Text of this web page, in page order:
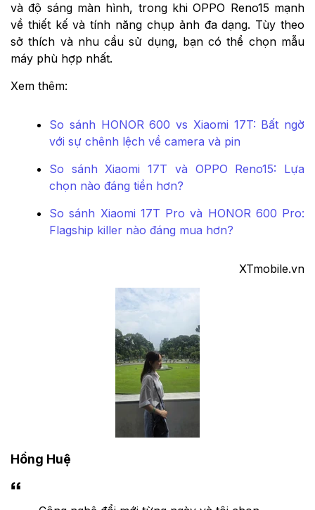
và độ sáng màn hình, trong khi OPPO Reno15 mạnh
về thiết kế và tính năng chụp ảnh đa dạng. Tùy theo
sở thích và nhu cầu sử dụng, bạn có thể chọn mẫu
máy phù hợp nhất.
Xem thêm:
So sánh HONOR 600 vs Xiaomi 17T: Bất ngờ
với sự chênh lệch về camera và pin
So sánh Xiaomi 17T và OPPO Reno15: Lựa
chọn nào đáng tiền hơn?
So sánh Xiaomi 17T Pro và HONOR 600 Pro:
Flagship killer nào đáng mua hơn?
XTmobile.vn
Hồng Huệ